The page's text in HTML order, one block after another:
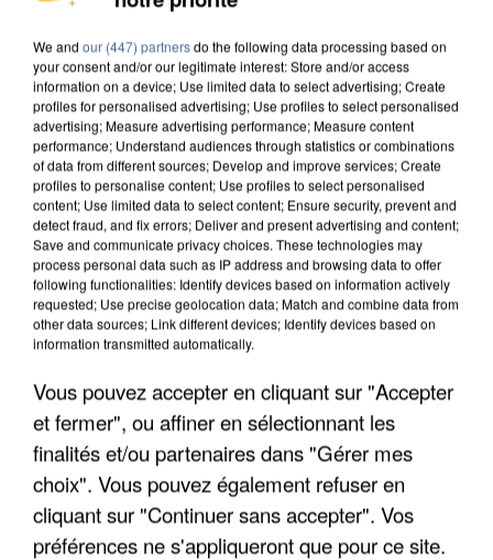
UNE TOURISTE DE L’OISE EMPORTÉE PAR UNE
COULÉE DE BOUE EN HAUTE-SAVOIE
We and our (447) partnersdo the following data processing based on
your consent and/or our legitimate interest: Store and/or access
information on a device; Use limited data to select advertising; Create
profiles for personalised advertising; Use profiles to select personalised
advertising; Measure advertising performance; Measure content
performance; Understand audiences through statistics or combinations
of data from different sources; Develop and improve services; Create
profiles to personalise content; Use profiles to select personalised
content; Use limited data to select content; Ensure security, prevent and
detect fraud, and fix errors; Deliver and present advertising and content;
Save and communicate privacy choices. These technologies may
process personal data such as IP address and browsing data to offer
following functionalities: Identify devices based on information actively
requested; Use precise geolocation data; Match and combine data from
other data sources; Link different devices; Identify devices based on
information transmitted automatically.
Vous pouvez accepter en cliquant sur "Accepter
et fermer", ou affiner en sélectionnant les
finalités et/ou partenaires dans "Gérer mes
choix". Vous pouvez également refuser en
cliquant sur "Continuer sans accepter". Vos
préférences ne s'appliqueront que pour ce site.